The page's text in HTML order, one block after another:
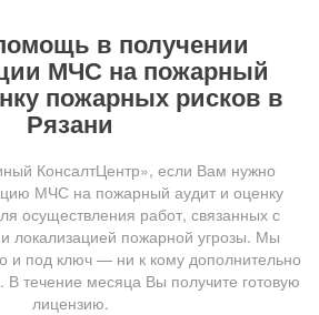
в получении
МЧС на пожарный
пожарных рисков в
Рязани
КонсалтЦентр», если Вам нужно
МЧС на пожарный аудит и оценку
осуществления работ, связанных с
локализацией пожарной угрозы. Мы
и под ключ — ни к кому дополнительно
течение месяца Вы получите готовую
лицензию.